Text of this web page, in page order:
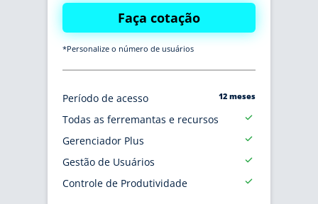
Faça cotação
*Personalize o número de usuários
Período de acesso 12 meses
Todas as ferremantas e recursos
Gerenciador Plus
Gestão de Usuários
Controle de Produtividade